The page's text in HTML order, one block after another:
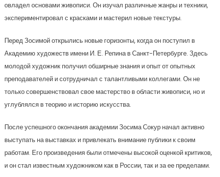
овладел основами живописи. Он изучал различные жанры и техники,
экспериментировал с красками и мастерил новые текстуры.
Перед Зосимой открылись новые горизонты, когда он поступил в
Академию художеств имени И. Е. Репина в Санкт-Петербурге. Здесь
молодой художник получил обширные знания и опыт от опытных
преподавателей и сотрудничал с талантливыми коллегами. Он не
только совершенствовал свое мастерство в области живописи, но и
углублялся в теорию и историю искусства.
После успешного окончания академии Зосима Сокур начал активно
выступать на выставках и привлекать внимание публики к своим
работам. Его произведения были отмечены высокой оценкой критиков,
и он стал известным художником как в России, так и за ее пределами.